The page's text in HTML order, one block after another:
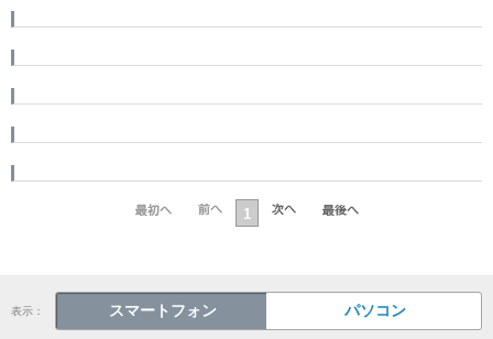
1
表示： スマートフォン パソコン